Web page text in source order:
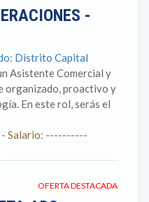
-
Distrito Capital
Asistente Comercial y
organizado, proactivo y
En este rol, serás el
Salario: ----------
OFERTA DESTACADA